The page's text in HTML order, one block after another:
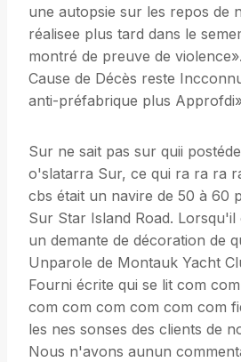
une autopsie sur les repos de
réalisee plus tard dans le
montré de preuve de
Cause de Décès reste
anti-préfabrique plus
Sur ne sait pas sur quii
o'slatarra Sur, ce qui ra ra ra
cbs était un navire de 50 à 60
Sur Star Island Road.
un demante de décoration de
Unparole de Montauk Yacht
Fourni écrite qui se lit com
com com com com com com
les nes sonses des clients de
Nous n'avons aunun